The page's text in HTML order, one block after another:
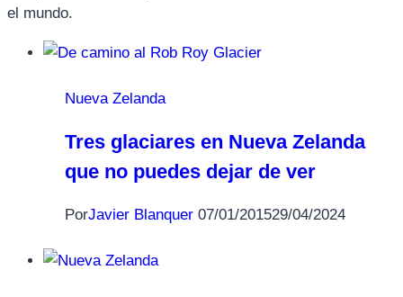
el mundo.
Nueva Zelanda
Tres glaciares en Nueva Zelanda
que no puedes dejar de ver
PorJavier Blanquer 07/01/201529/04/2024